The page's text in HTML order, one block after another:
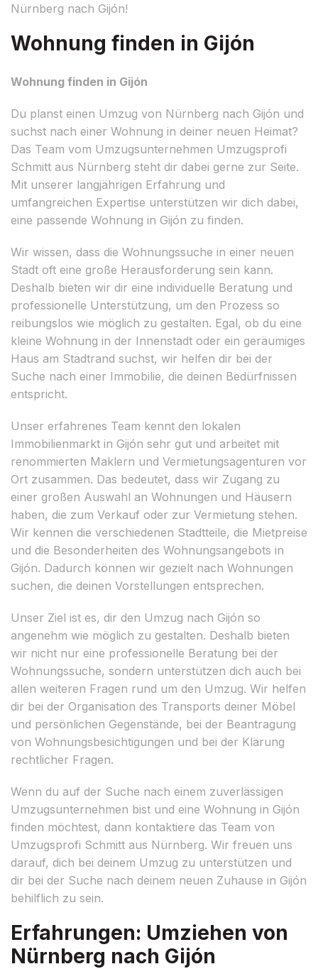
Nürnberg nach Gijón!
Wohnung finden in Gijón
Wohnung finden in Gijón
Du planst einen Umzug von Nürnberg nach Gijón und
suchst nach einer Wohnung in deiner neuen Heimat?
Das Team vom Umzugsunternehmen Umzugsprofi
Schmitt aus Nürnberg steht dir dabei gerne zur Seite.
Mit unserer langjährigen Erfahrung und
umfangreichen Expertise unterstützen wir dich dabei,
eine passende Wohnung in Gijón zu finden.
Wir wissen, dass die Wohnungssuche in einer neuen
Stadt oft eine große Herausforderung sein kann.
Deshalb bieten wir dir eine individuelle Beratung und
professionelle Unterstützung, um den Prozess so
reibungslos wie möglich zu gestalten. Egal, ob du eine
kleine Wohnung in der Innenstadt oder ein geräumiges
Haus am Stadtrand suchst, wir helfen dir bei der
Suche nach einer Immobilie, die deinen Bedürfnissen
entspricht.
Unser erfahrenes Team kennt den lokalen
Immobilienmarkt in Gijón sehr gut und arbeitet mit
renommierten Maklern und Vermietungsagenturen vor
Ort zusammen. Das bedeutet, dass wir Zugang zu
einer großen Auswahl an Wohnungen und Häusern
haben, die zum Verkauf oder zur Vermietung stehen.
Wir kennen die verschiedenen Stadtteile, die Mietpreise
und die Besonderheiten des Wohnungsangebots in
Gijón. Dadurch können wir gezielt nach Wohnungen
suchen, die deinen Vorstellungen entsprechen.
Unser Ziel ist es, dir den Umzug nach Gijón so
angenehm wie möglich zu gestalten. Deshalb bieten
wir nicht nur eine professionelle Beratung bei der
Wohnungssuche, sondern unterstützen dich auch bei
allen weiteren Fragen rund um den Umzug. Wir helfen
dir bei der Organisation des Transports deiner Möbel
und persönlichen Gegenstände, bei der Beantragung
von Wohnungsbesichtigungen und bei der Klärung
rechtlicher Fragen.
Wenn du auf der Suche nach einem zuverlässigen
Umzugsunternehmen bist und eine Wohnung in Gijón
finden möchtest, dann kontaktiere das Team von
Umzugsprofi Schmitt aus Nürnberg. Wir freuen uns
darauf, dich bei deinem Umzug zu unterstützen und
dir bei der Suche nach deinem neuen Zuhause in Gijón
behilflich zu sein.
Erfahrungen: Umziehen von
Nürnberg nach Gijón